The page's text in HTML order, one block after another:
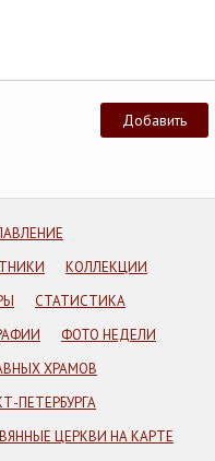
КОЛЛЕКЦИИ
СТАТИСТИКА
ФОТО НЕДЕЛИ
ХРАМОВ
ПЕТЕРБУРГА
ЦЕРКВИ НА КАРТЕ